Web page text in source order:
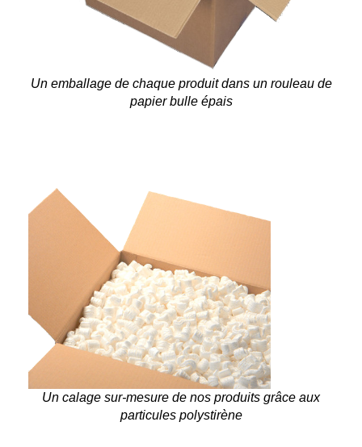
Un emballage de chaque produit dans un rouleau de
papier bulle épais
Un calage sur-mesure de nos produits grâce aux
particules polystirène